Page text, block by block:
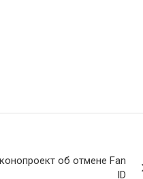
об отмене Fan
ID